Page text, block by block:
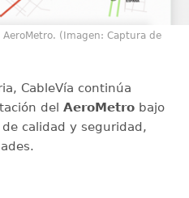
(Imagen: Captura de
CableVía continúa
del AeroMetrobajo
calidad y seguridad,